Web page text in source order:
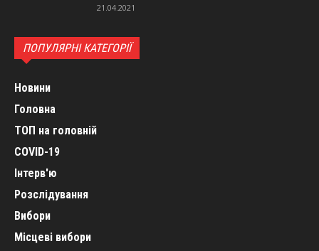
21.04.2021
ПОПУЛЯРНІ КАТЕГОРІЇ
Новини
Головна
ТОП на головній
COVID-19
Інтерв'ю
Розслідування
Вибори
Місцеві вибори